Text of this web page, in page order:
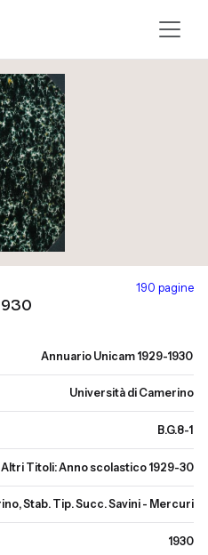
190 pagine
Annuario Unicam 1929-1930
Università di Camerino
B.G.8-1
Altri Titoli: Anno scolastico 1929-30
Stab. Tip. Succ. Savini - Mercuri
1930